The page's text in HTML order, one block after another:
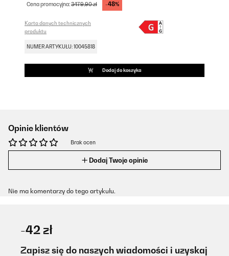
Cena promocyjna:3479,90 zł -48%
Karta danych technicznych
produktu
NUMER ARTYKUŁU: 10045818
Dodaj do koszyka
Opinie klientów
Brak ocen
Dodaj Twoje opinie
Nie ma komentarzy do tego artykułu.
-42 zł
Zapisz się do naszych wiadomości i uzyskaj